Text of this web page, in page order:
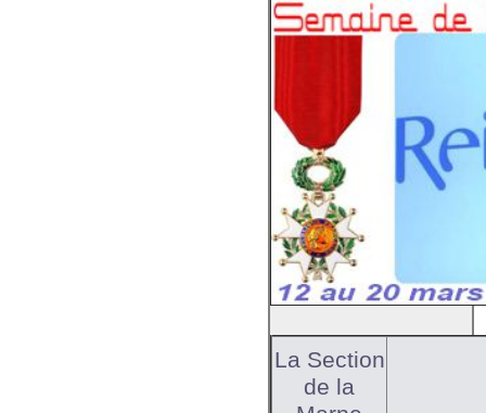
La Section
de la